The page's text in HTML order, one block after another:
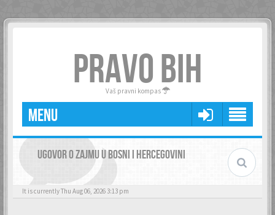
PRAVO BIH
Vaš pravni kompas
MENU
UGOVOR O ZAJMU U BOSNI I HERCEGOVINI
It is currently Thu Aug 06, 2026 3:13 pm